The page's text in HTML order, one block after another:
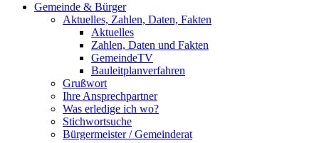
Gemeinde & Bürger
Aktuelles, Zahlen, Daten, Fakten
Aktuelles
Zahlen, Daten und Fakten
GemeindeTV
Bauleitplanverfahren
Grußwort
Ihre Ansprechpartner
Was erledige ich wo?
Stichwortsuche
Bürgermeister / Gemeinderat